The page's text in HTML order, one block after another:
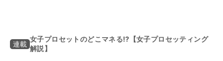
連載
女子プロセットのどこマネる⁉【女子プロセッティング
解説】